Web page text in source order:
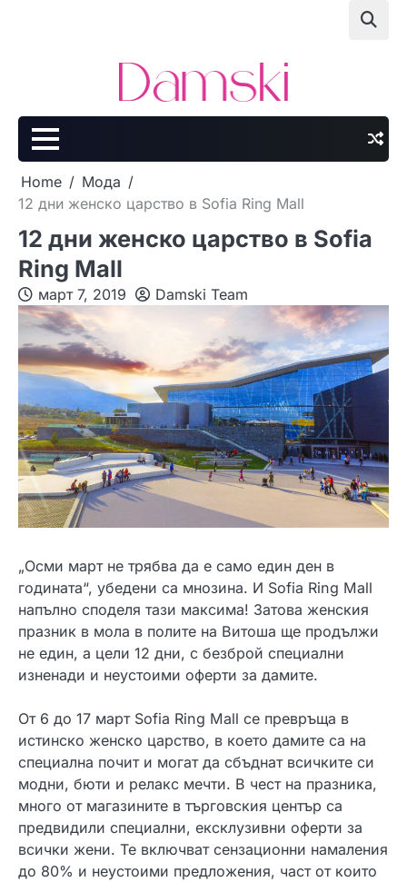
Home
Мода
12 дни женско царство в Sofia Ring Mall
12 дни женско царство в Sofia
Ring Mall
март 7, 2019 Damski Team
„Осми март не трябва да е само един ден в
годината“, убедени са мнозина. И Sofia Ring Mall
напълно споделя тази максима! Затова женския
празник в мола в полите на Витоша ще продължи
не един, а цели 12 дни, с безброй специални
изненади и неустоими оферти за дамите.
От 6 до 17 март Sofia Ring Mall се превръща в
истинско женско царство, в което дамите са на
специална почит и могат да сбъднат всичките си
модни, бюти и релакс мечти. В чест на празника,
много от магазините в търговския център са
предвидили специални, ексклузивни оферти за
всички жени. Те включват сензационни намаления
до 80% и неустоими предложения, част от които